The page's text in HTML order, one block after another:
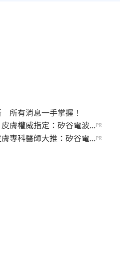
所有消息一手掌握！
膚權威指定：矽谷電波...PR
專科醫師大推：矽谷電...PR